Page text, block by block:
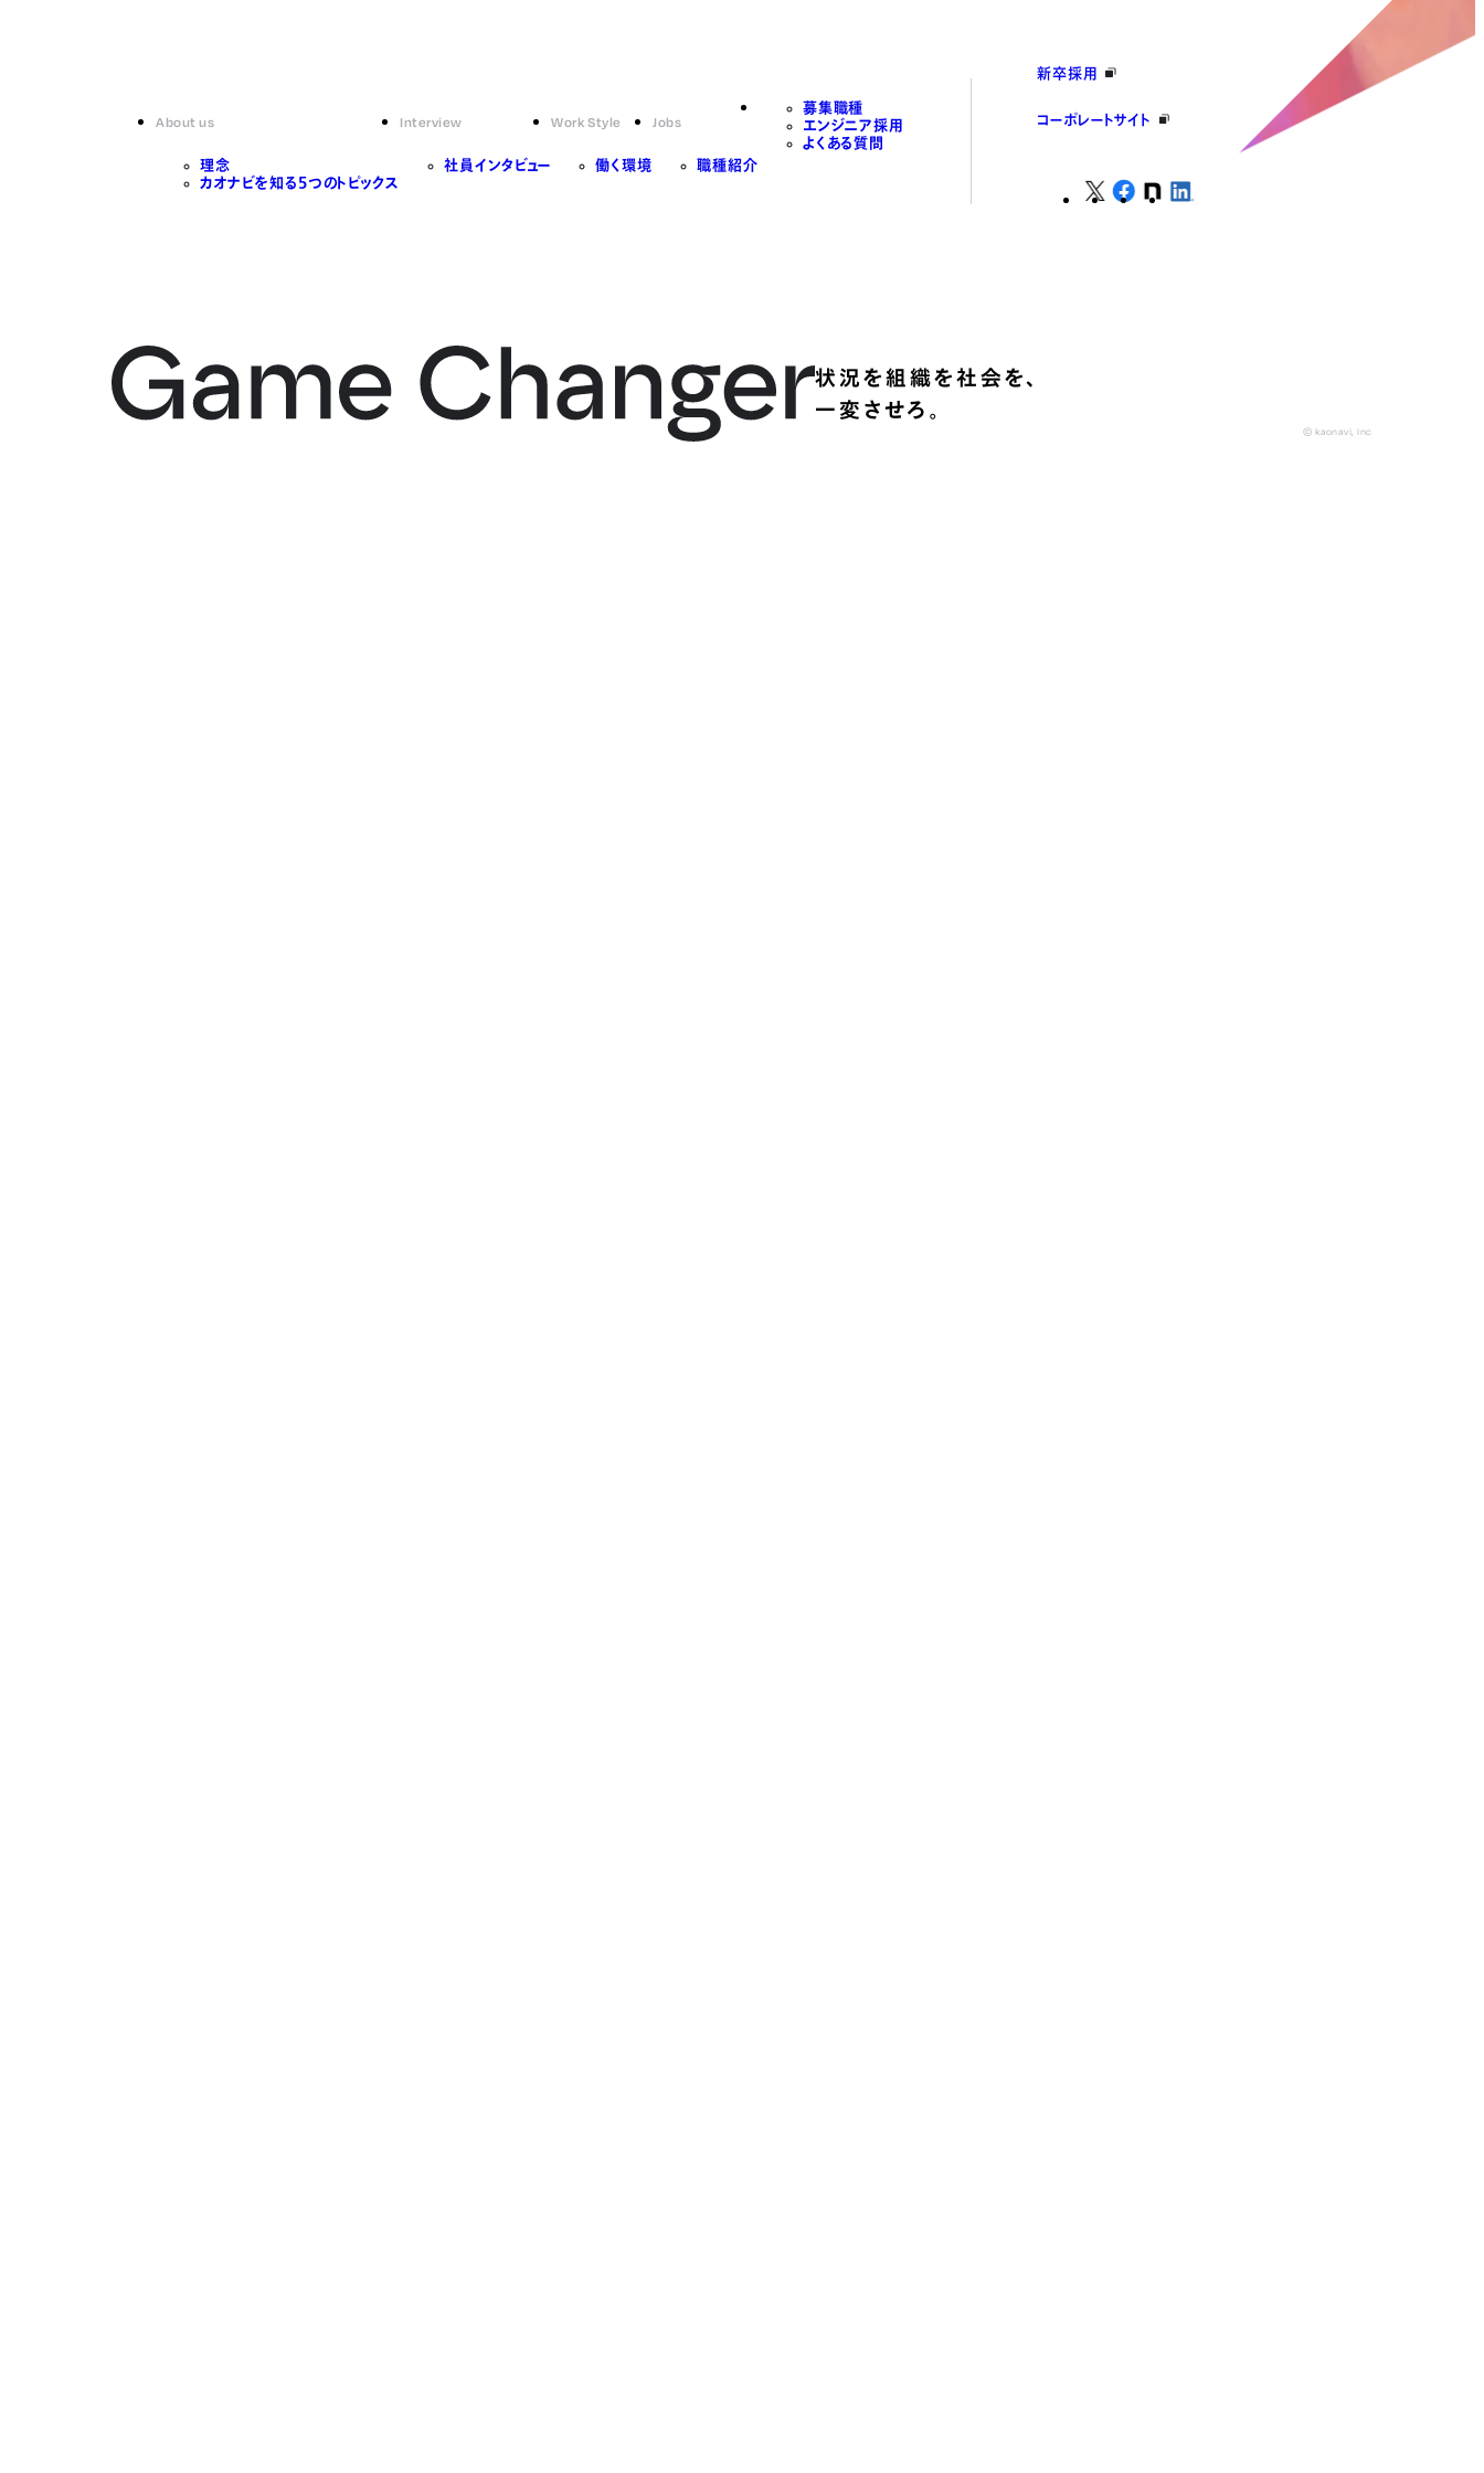
About us
理念
カオナビを知る5つのトピックス
Interview
社員インタビュー
Work Style
働く環境
Jobs
職種紹介
募集職種
エンジニア採用
よくある質問
新卒採用
コーポレートサイト
状況を組織を社会を、
一変させろ。
© kaonavi, Inc